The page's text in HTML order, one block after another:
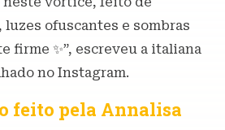
ofuscantes e sombras
firme ✨”, escreveu a italiana
no Instagram.
feito pela Annalisa